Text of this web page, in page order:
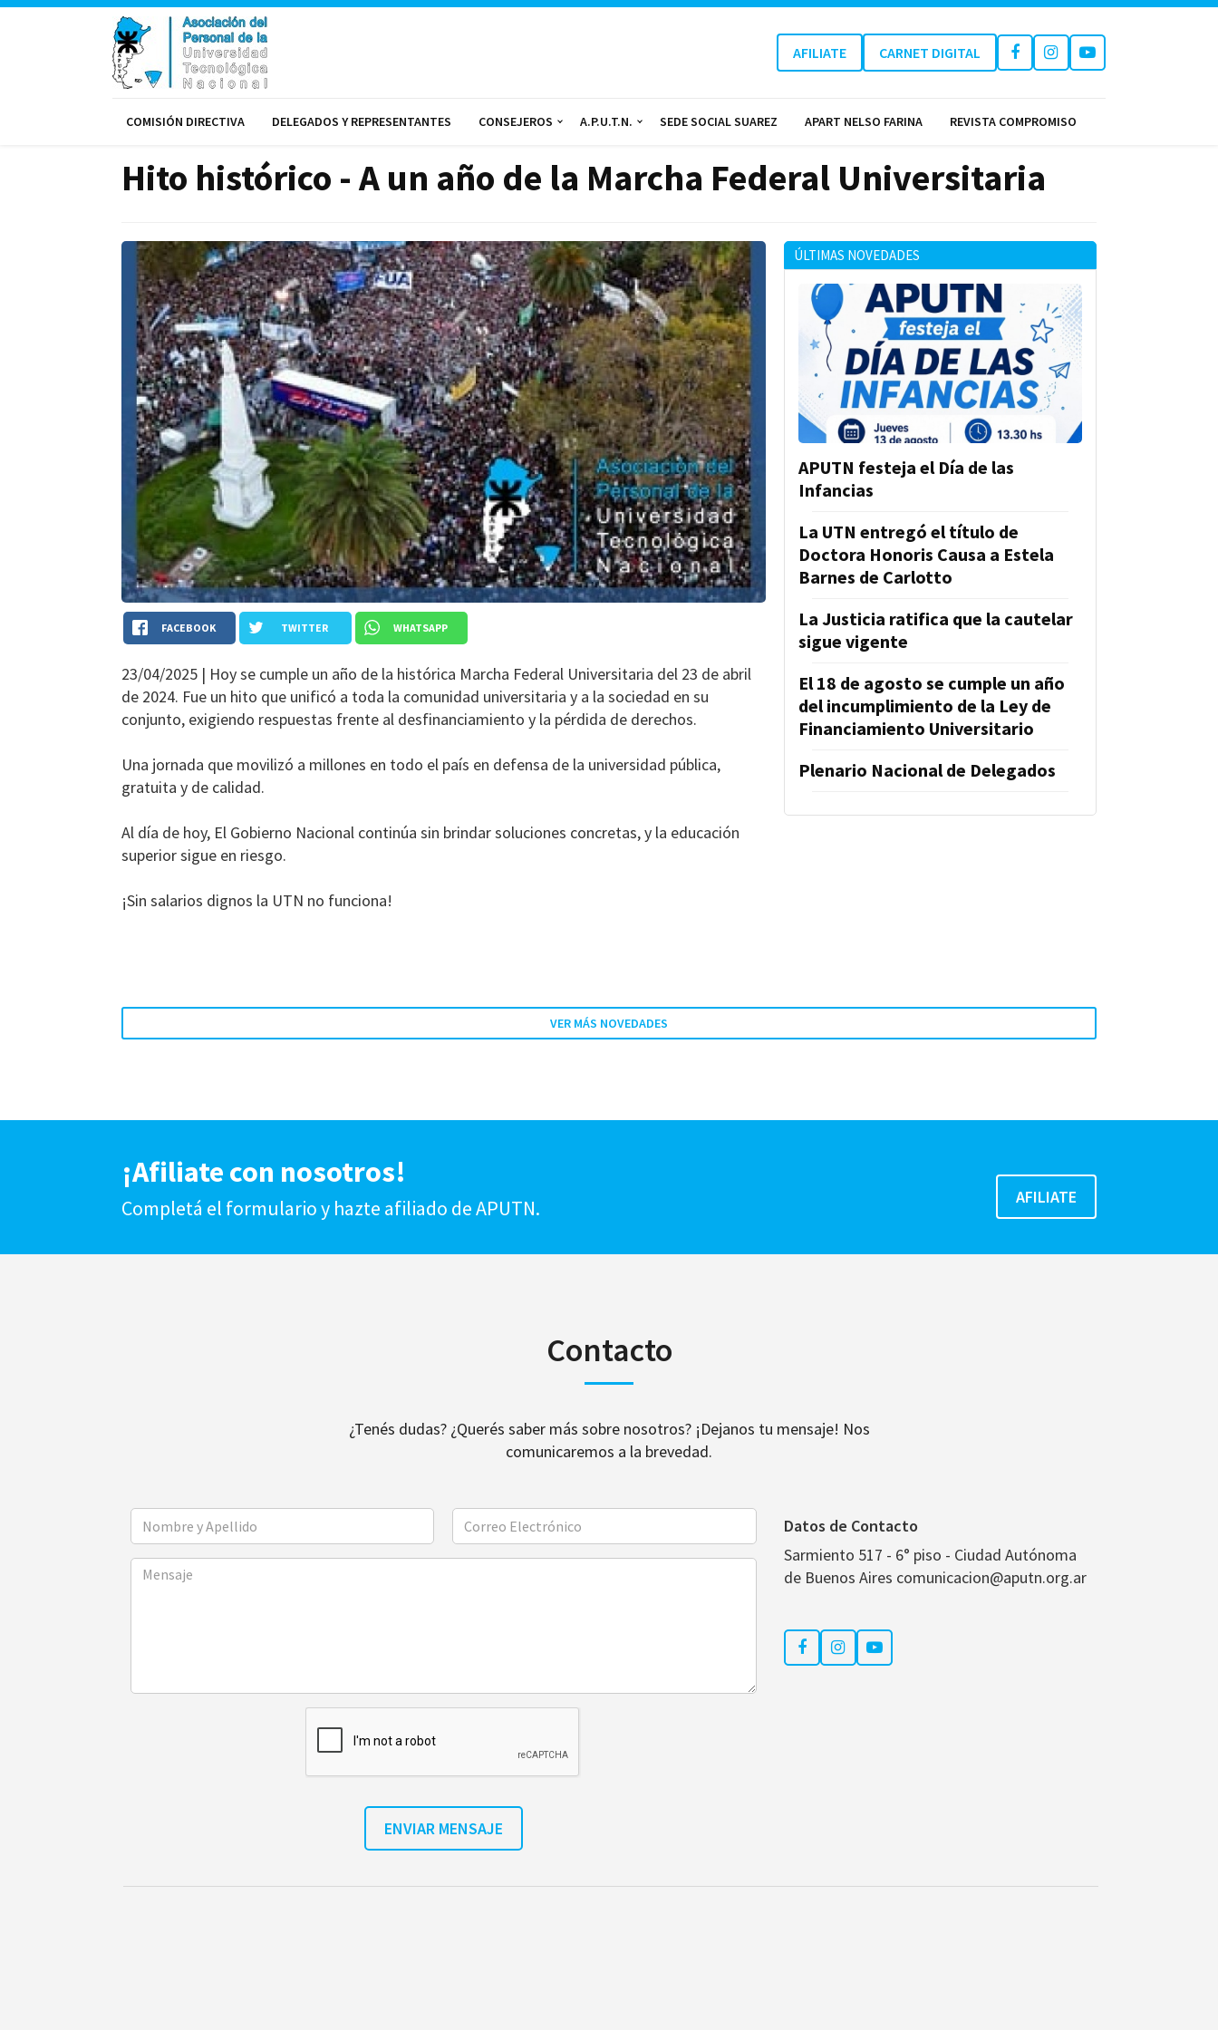
AFILIATE CARNET DIGITAL
COMISIÓN DIRECTIVA DELEGADOS Y REPRESENTANTES CONSEJEROS A.P.U.T.N. SEDE SOCIAL SUAREZ APART NELSO FARINA REVISTA COMPROMISO
Hito histórico - A un año de la Marcha Federal Universitaria
FACEBOOK TWITTER WHATSAPP
23/04/2025 | Hoy se cumple un año de la histórica Marcha Federal Universitaria del 23 de abril
de 2024. Fue un hito que unificó a toda la comunidad universitaria y a la sociedad en su
conjunto, exigiendo respuestas frente al desfinanciamiento y la pérdida de derechos.
Una jornada que movilizó a millones en todo el país en defensa de la universidad pública,
gratuita y de calidad.
Al día de hoy, El Gobierno Nacional continúa sin brindar soluciones concretas, y la educación
superior sigue en riesgo.
¡Sin salarios dignos la UTN no funciona!
ÚLTIMAS NOVEDADES
APUTN festeja el Día de las
Infancias
La UTN entregó el título de
Doctora Honoris Causa a Estela
Barnes de Carlotto
La Justicia ratifica que la cautelar
sigue vigente
El 18 de agosto se cumple un año
del incumplimiento de la Ley de
Financiamiento Universitario
Plenario Nacional de Delegados
VER MÁS NOVEDADES
¡Afiliate con nosotros!
Completá el formulario y hazte afiliado de APUTN.
Contacto
¿Tenés dudas? ¿Querés saber más sobre nosotros? ¡Dejanos tu mensaje! Nos
comunicaremos a la brevedad.
Datos de Contacto
Sarmiento 517 - 6° piso - Ciudad Autónoma
de Buenos Aires comunicacion@aputn.org.ar